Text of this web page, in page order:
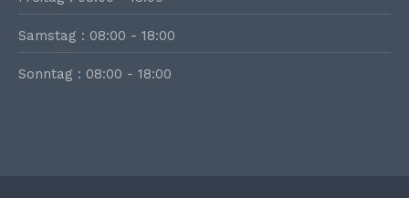
Samstag : 08:00 - 18:00
Sonntag : 08:00 - 18:00